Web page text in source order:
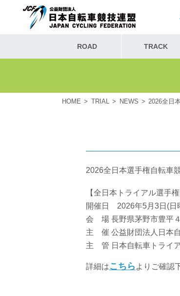
ROAD TRACK
HOME TRIAL NEWS 2026全日
2026全日本選手権自転車
【全日本トライアル選手権
開催日 2026年5月3日(日
会 場 長野県茅野市豊平
主 催 公益財団法人日本
主 管 日本自転車トライ
詳細はこちら よりご確認